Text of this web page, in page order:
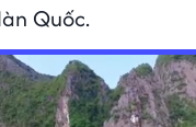
Quốc.